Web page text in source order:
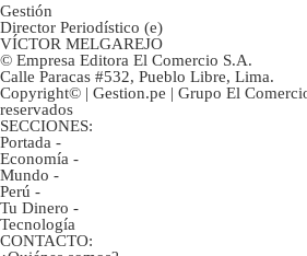
Gestión
Director Periodístico (e)
VÍCTOR MELGAREJO
© Empresa Editora El Comercio S.A.
Calle Paracas #532, Pueblo Libre, Lima.
Copyright© | Gestion.pe | Grupo El
reservados
SECCIONES:
Portada -
Economía -
Mundo -
Perú -
Tu Dinero -
Tecnología
CONTACTO: